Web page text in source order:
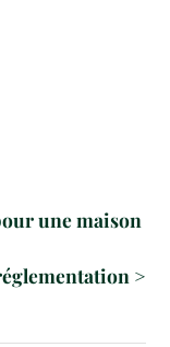
une maison
>